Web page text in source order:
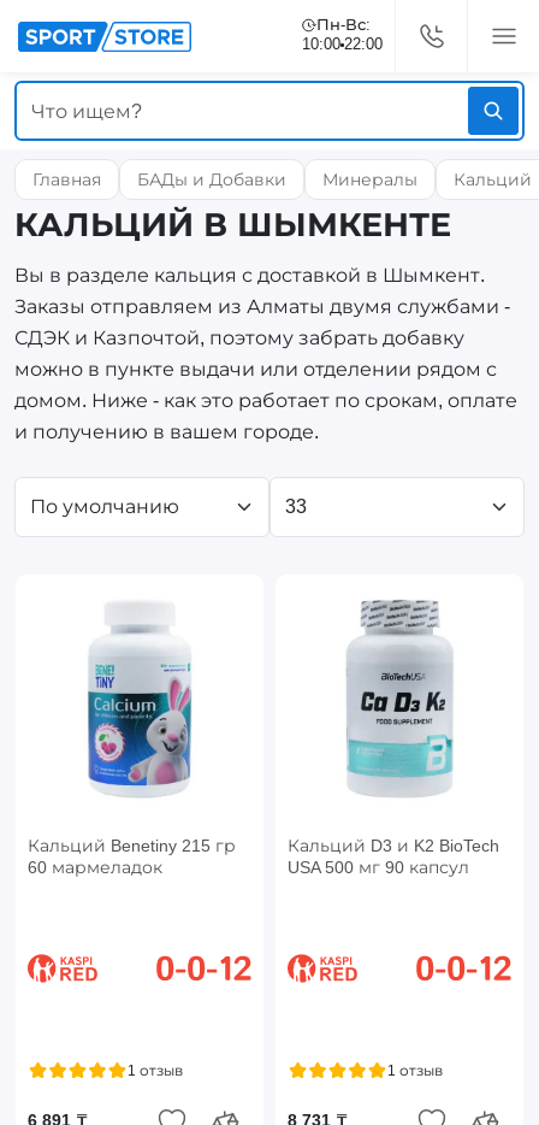
Пн-Вс:
10:00 22:00
Главная БАДы и Добавки Минералы Кальций
КАЛЬЦИЙ В ШЫМКЕНТЕ
Вы в разделе кальция с доставкой в Шымкент.
Заказы отправляем из Алматы двумя службами -
СДЭК и Казпочтой, поэтому забрать добавку
можно в пункте выдачи или отделении рядом с
домом. Ниже - как это работает по срокам, оплате
и получению в вашем городе.
Кальций Benetiny 215 гр
60 мармеладок
1 отзыв
6 891 ₸
Кальций D3 и K2 BioTech
USA 500 мг 90 капсул
1 отзыв
8 731 ₸